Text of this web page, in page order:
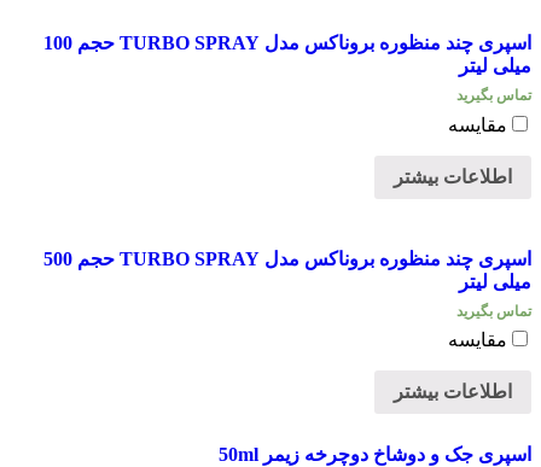
اسپری چند منظوره بروناکس مدل TURBO SPRAY حجم 100
میلی لیتر
تماس بگیرید
مقایسه
اطلاعات بیشتر
اسپری چند منظوره بروناکس مدل TURBO SPRAY حجم 500
میلی لیتر
تماس بگیرید
مقایسه
اطلاعات بیشتر
اسپری جک و دوشاخ دوچرخه زیمر 50ml